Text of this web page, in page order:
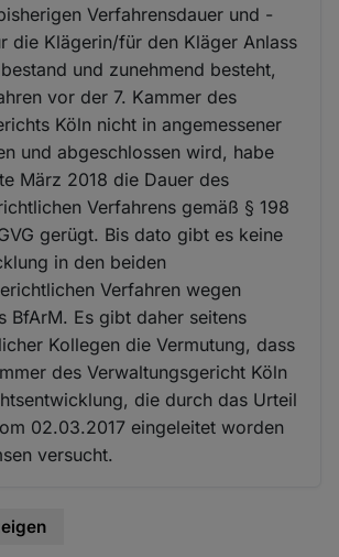
Verfahrensdauer und -
die Klägerin/für den Kläger Anlass
und zunehmend besteht,
vor der 7. Kammer des
Köln nicht in angemessener
und abgeschlossen wird, habe
März 2018 die Dauer des
Verfahrens gemäß § 198
gerügt. Bis dato gibt es keine
in den beiden
Verfahren wegen
BfArM. Es gibt daher seitens
Kollegen die Vermutung, dass
des Verwaltungsgericht Köln
die durch das Urteil
02.03.2017 eingeleitet worden
versucht.